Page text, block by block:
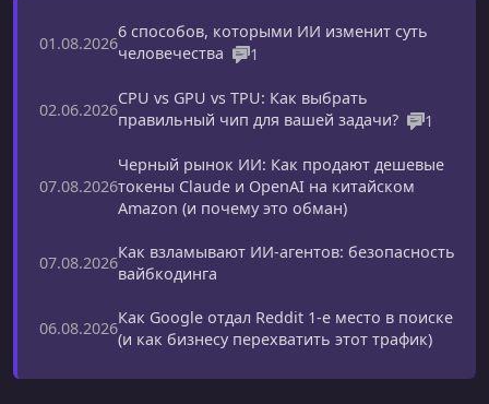
01.08.2026
6 способов, которыми ИИ изменит суть
человечества
1
02.06.2026
CPU vs GPU vs TPU: Как выбрать
правильный чип для вашей задачи?
1
07.08.2026
Черный рынок ИИ: Как продают дешевые
токены Claude и OpenAI на китайском
Amazon (и почему это обман)
07.08.2026
Как взламывают ИИ-агентов: безопасность
вайбкодинга
06.08.2026
Как Google отдал Reddit 1-е место в поиске
(и как бизнесу перехватить этот трафик)